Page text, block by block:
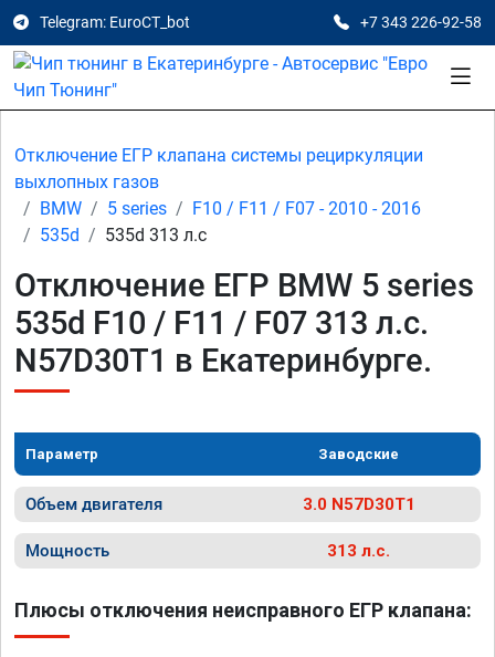
Telegram: EuroCT_bot +7 343 226-92-58
Отключение ЕГР клапана системы рециркуляции
выхлопных газов
BMW
5 series
F10 / F11 / F07 - 2010 - 2016
535d
535d 313 л.с
Отключение ЕГР BMW 5 series
535d F10 / F11 / F07 313 л.с.
N57D30T1 в Екатеринбурге.
Параметр Заводские
Объем двигателя 3.0 N57D30T1
Мощность 313 л.с.
Плюсы отключения неисправного ЕГР клапана: